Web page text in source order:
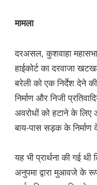
मामला
दरअसल, कुशवाहा
हाईकोर्ट का दरवाजा
बरेली को एक निर्देश देने
निर्माण और निजी
अवरोधों को हटाने के लिए
बाय-पास सड़क के निर्माण
यह भी प्रार्थना की गई थी
अनुपमा द्वारा मुआवजे के